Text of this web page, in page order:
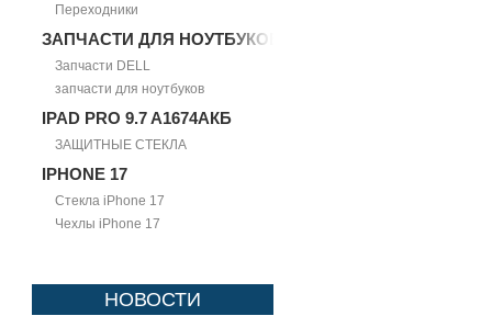
Переходники
ЗАПЧАСТИ ДЛЯ НОУТБУКОВ
Запчасти DELL
запчасти для ноутбуков
IPAD PRO 9.7 A1674АКБ
ЗАЩИТНЫЕ СТЕКЛА
IPHONE 17
Стекла iPhone 17
Чехлы iPhone 17
НОВОСТИ